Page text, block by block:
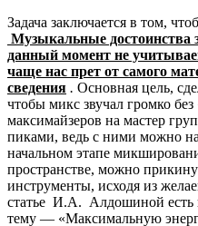
Задача заключается в том,
Музыкальные достоинства
данный момент не
чаще нас прет от самого
сведения . Основная цель,
чтобы микс звучал громко
максимайзеров на мастер
пиками, ведь с ними можно
начальном этапе
пространстве, можно
инструменты, исходя из
статье И.А. Алдошиной есть
тему — «Максимальную